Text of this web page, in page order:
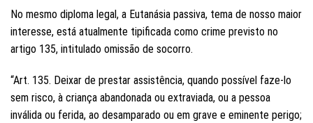
No mesmo diploma legal, a Eutanásia passiva, tema de nosso maior
interesse, está atualmente tipificada como crime previsto no
artigo 135, intitulado omissão de socorro.
“Art. 135. Deixar de prestar assistência, quando possível faze-lo
sem risco, à criança abandonada ou extraviada, ou a pessoa
inválida ou ferida, ao desamparado ou em grave e eminente perigo;